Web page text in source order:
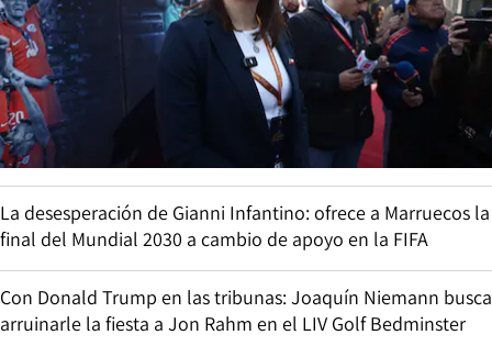
La desesperación de Gianni Infantino: ofrece a Marruecos la
final del Mundial 2030 a cambio de apoyo en la FIFA
Con Donald Trump en las tribunas: Joaquín Niemann busca
arruinarle la fiesta a Jon Rahm en el LIV Golf Bedminster